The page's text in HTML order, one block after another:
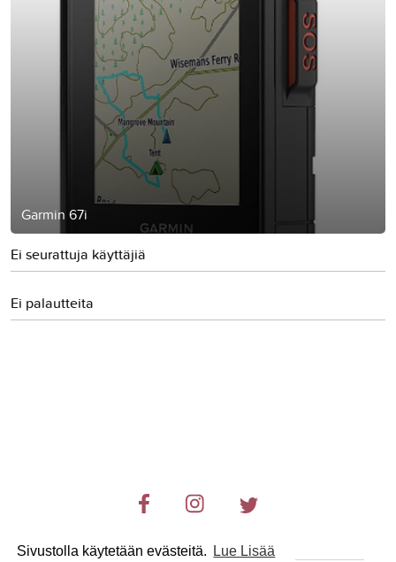
Sivustolla käytetään evästeitä. Lue Lisää
Garmin 67i
Ei seurattuja käyttäjiä
Ei palautteita